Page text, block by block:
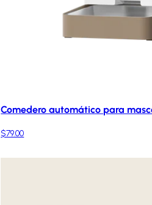
Comedero automático para
$79.00